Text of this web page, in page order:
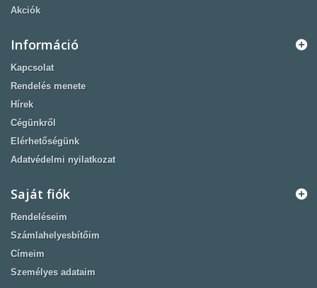
Akciók
Információ
Kapcsolat
Rendelés menete
Hírek
Cégünkről
Elérhetőségünk
Adatvédelmi nyilatkozat
Saját fiók
Rendeléseim
Számlahelyesbítőim
Címeim
Személyes adataim